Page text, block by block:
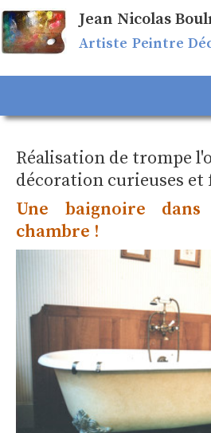
Jean Nicolas
Artiste Peintre
Réalisation de trompe
décoration curieuses et
Une baignoire
chambre !